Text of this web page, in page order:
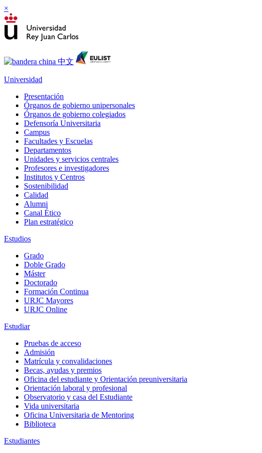
×
Universidad
Presentación
Órganos de gobierno unipersonales
Órganos de gobierno colegiados
Defensoría Universitaria
Campus
Facultades y Escuelas
Departamentos
Unidades y servicios centrales
Profesores e investigadores
Institutos y Centros
Sostenibilidad
Calidad
Alumni
Canal Ético
Plan estratégico
Estudios
Grado
Doble Grado
Máster
Doctorado
Formación Continua
URJC Mayores
URJC Online
Estudiar
Pruebas de acceso
Admisión
Matrícula y convalidaciones
Becas, ayudas y premios
Oficina del estudiante y Orientación preuniversitaria
Orientación laboral y profesional
Observatorio y casa del Estudiante
Vida universitaria
Oficina Universitaria de Mentoring
Biblioteca
Estudiantes